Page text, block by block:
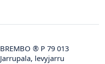
BREMBO ® P 79 013
Jarrupala, levyjarru